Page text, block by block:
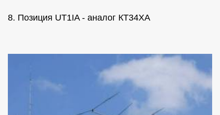
8. Позиция UT1IA - аналог КТ34ХА